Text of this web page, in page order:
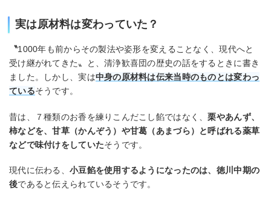
実は原材料は変わっていた？
〝1000年も前からその製法や姿形を変えることなく、現代へと
受け継がれてきた〟と、清浄歓喜団の歴史の話をするときに書き
ました。しかし、実は中身の原材料は伝来当時のものとは変わっ
ているそうです。
昔は、７種類のお香を練りこんだこし餡ではなく、栗やあんず、
柿などを、甘草（かんぞう）や甘葛（あまづら）と呼ばれる薬草
などで味付けをしていたそうです。
現代に伝わる、 小豆餡を使用するようになったのは、徳川中期の
後であると伝えられているそうです。